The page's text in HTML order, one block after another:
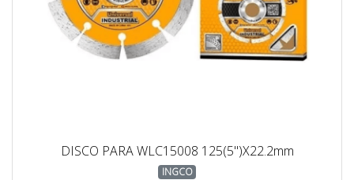
DISCO PARA WLC15008 125(5")X22.2mm
INGCO